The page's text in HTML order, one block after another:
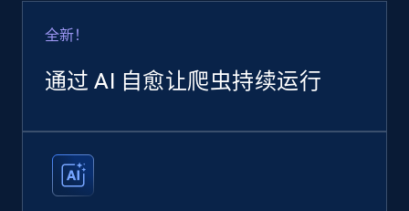
全新！
通过 AI 自愈让爬虫持续运行